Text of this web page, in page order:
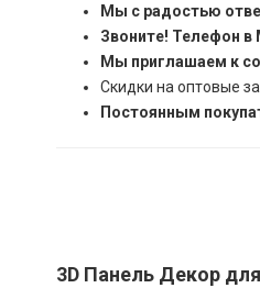
Мы с радостью
Звоните! Телефон в
Мы приглашаем к
Скидки на оптовые
Постоянным
3D Панель Декор